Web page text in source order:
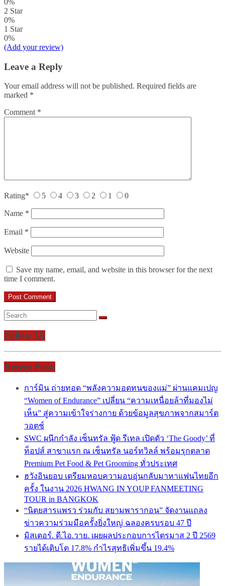
0%
2 Star
0%
1 Star
0%
(Add your review)
Leave a Reply
Your email address will not be published. Required fields are
marked *
Comment *
Rating* 5 4 3 2 1 0
Name *
Email *
Website
Save my name, email, and website in this browser for the next
time I comment.
Follow Us
Recent Posts
การ์มิน ถ่ายทอด “พลังความอดทนของแม่” ผ่านแคมเปญ
“Women of Endurance” เปลี่ยน “ความเหนื่อยล้าที่มองไม่
เห็น” สู่ความเข้าใจร่างกาย ด้วยข้อมูลสุขภาพจากสมาร์ต
วอตช์
SWC ผนึกกำลัง เซ็นทรัล ฟู้ด รีเทล เปิดตัว ‘The Goody’ ที่
ท็อปส์ สาขาแรก ณ เซ็นทรัล นอร์ทวิลล์ พร้อมรุกตลาด
Premium Pet Food & Pet Grooming ทั่วประเทศ
ฮวังอินยอบ เตรียมหอบความอบอุ่นกลับมาหาแฟนไทยอีก
ครั้ง ในงาน 2026 HWANG IN YOUP FANMEETING
TOUR in BANGKOK
“นิตยสารแพรว ร่วมกับ สยามพารากอน” จัดงานแถลง
ข่าวความร่วมมือครั้งยิ่งใหญ่ ฉลองครบรอบ 47 ปี
มิสเตอร์. ดี.ไอ.วาย. เผยผลประกอบการไตรมาส 2 ปี 2569
รายได้เติบโต 17.8% กำไรสุทธิเพิ่มขึ้น 19.4%